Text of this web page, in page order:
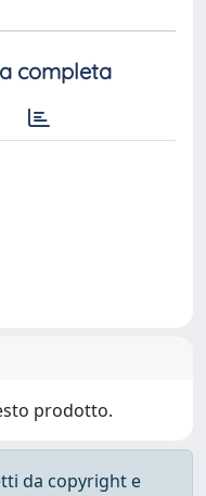
completa
prodotto.
da copyright e